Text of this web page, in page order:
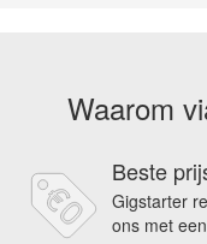
Waarom
Beste
Gigstarter
ons met